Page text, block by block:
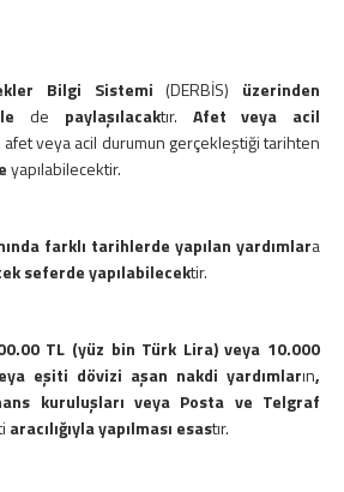
Bilgi Sistemi (DERBİS) üzerinden
de paylaşılacaktır. Afet veya acil
veya acil durumun gerçekleştiği tarihten
yapılabilecektir.
farklı tarihlerde yapılan yardımlara
seferde yapılabilecektir.
TL (yüz bin Türk Lira) veya 10.000
eşiti dövizi aşan nakdi yardımların,
kuruluşları veya Posta ve Telgraf
aracılığıyla yapılması esastır.